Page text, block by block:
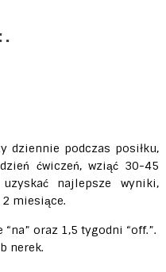
dziennie podczas posiłku,
ćwiczeń, wziąć 30-45
najlepsze wyniki,
miesiące.
oraz 1,5 tygodni “off.”.
nerek.